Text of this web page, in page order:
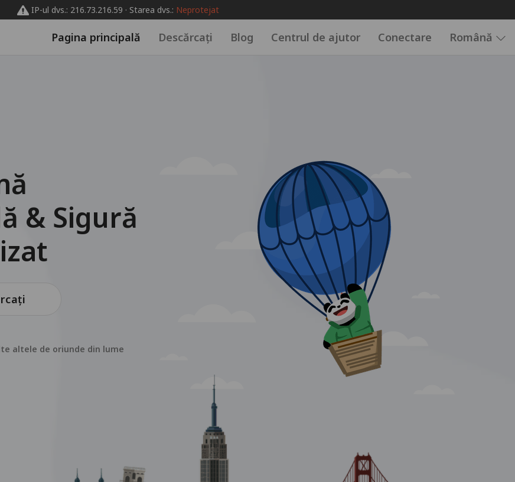
IP-ul dvs.: 216.73.216.59 · Starea dvs.: Neprotejat
Pagina principală Descărcați Blog Centrul de ajutor Conectare Română
& Sigură
altele de oriunde din lume